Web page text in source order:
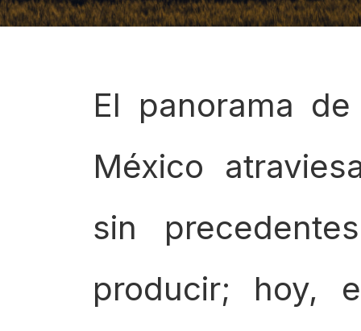
El panorama
México
sin
producir; hoy,